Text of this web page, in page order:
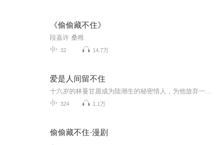
《偷偷藏不住》
段嘉许 桑稚
32 14.7万
爱是人间留不住
324 1.1万
偷偷藏不住·漫剧